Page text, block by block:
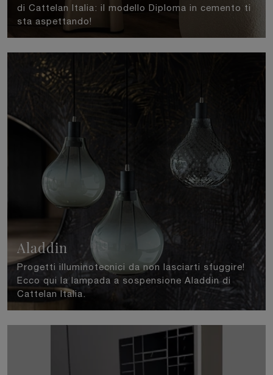
di Cattelan Italia: il modello Diploma in cemento ti
sta aspettando!
Aladdin
Progetti illuminotecnici da non lasciarti sfuggire!
Ecco qui la lampada a sospensione Aladdin di
Cattelan Italia.